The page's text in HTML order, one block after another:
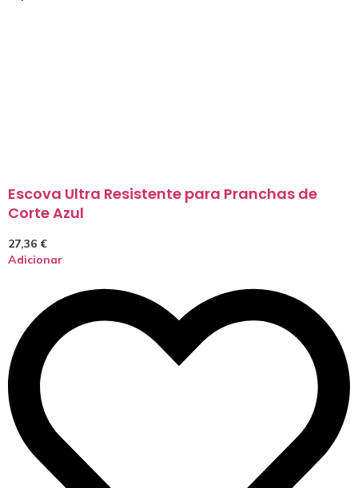
Escova Ultra Resistente para Pranchas de
Corte Azul
27,36 €
Adicionar